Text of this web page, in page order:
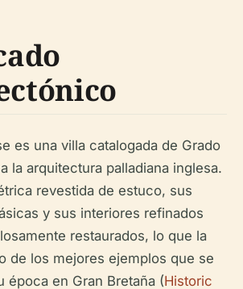
es una villa catalogada de Grado
la arquitectura palladiana inglesa.
revestida de estuco, sus
y sus interiores refinados
restaurados, lo que la
de los mejores ejemplos que se
época en Gran Bretaña (Historic